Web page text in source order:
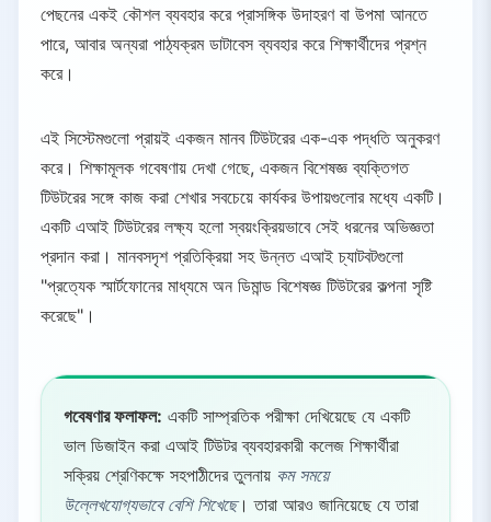
পেছনের একই কৌশল ব্যবহার করে প্রাসঙ্গিক উদাহরণ বা উপমা আনতে
পারে, আবার অন্যরা পাঠ্যক্রম ডাটাবেস ব্যবহার করে শিক্ষার্থীদের প্রশ্ন
করে।
এই সিস্টেমগুলো প্রায়ই একজন মানব টিউটরের এক-এক পদ্ধতি অনুকরণ
করে। শিক্ষামূলক গবেষণায় দেখা গেছে, একজন বিশেষজ্ঞ ব্যক্তিগত
টিউটরের সঙ্গে কাজ করা শেখার সবচেয়ে কার্যকর উপায়গুলোর মধ্যে একটি।
একটি এআই টিউটরের লক্ষ্য হলো স্বয়ংক্রিয়ভাবে সেই ধরনের অভিজ্ঞতা
প্রদান করা। মানবসদৃশ প্রতিক্রিয়া সহ উন্নত এআই চ্যাটবটগুলো
"প্রত্যেক স্মার্টফোনের মাধ্যমে অন ডিমান্ড বিশেষজ্ঞ টিউটরের কল্পনা সৃষ্টি
করেছে"।
গবেষণার ফলাফল: একটি সাম্প্রতিক পরীক্ষা দেখিয়েছে যে একটি
ভাল ডিজাইন করা এআই টিউটর ব্যবহারকারী কলেজ শিক্ষার্থীরা
সক্রিয় শ্রেণিকক্ষে সহপাঠীদের তুলনায় কম সময়ে
উল্লেখযোগ্যভাবে বেশি শিখেছে। তারা আরও জানিয়েছে যে তারা